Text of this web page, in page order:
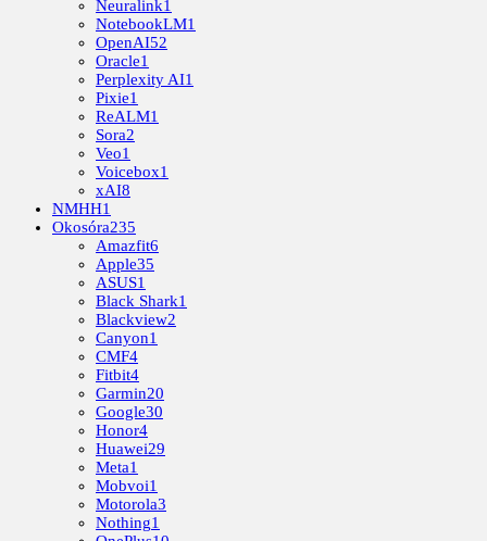
Neuralink1
NotebookLM1
OpenAI52
Oracle1
Perplexity AI1
Pixie1
ReALM1
Sora2
Veo1
Voicebox1
xAI8
NMHH1
Okosóra235
Amazfit6
Apple35
ASUS1
Black Shark1
Blackview2
Canyon1
CMF4
Fitbit4
Garmin20
Google30
Honor4
Huawei29
Meta1
Mobvoi1
Motorola3
Nothing1